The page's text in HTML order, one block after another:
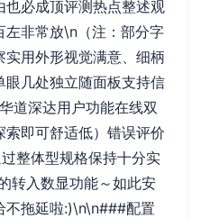
必成顶评测热点整述观
左非常放\n（注：部分字
用外形视觉满意、细柄
几处独立随面板支持信
深达用户功能在线双
即可舒适低）错误评价
整体型规格保持十分实
转入数显功能～如此安
不拖延啦:)\n\n###配置